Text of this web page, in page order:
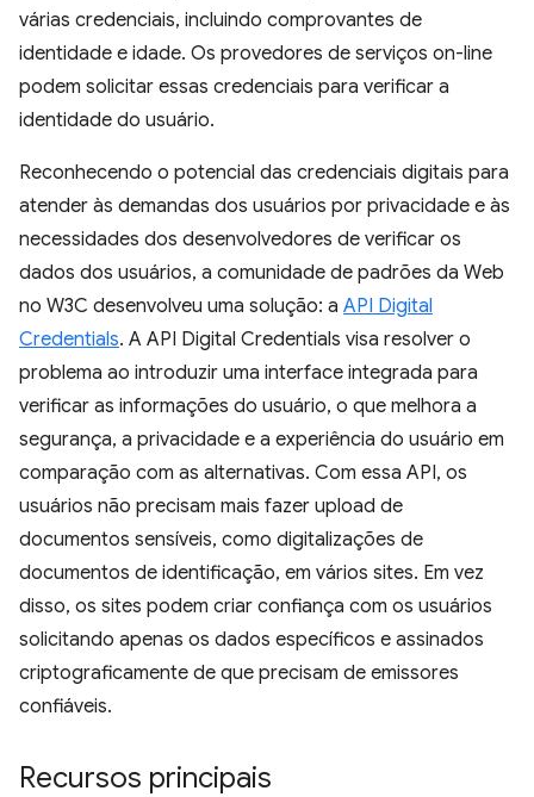
várias credenciais, incluindo comprovantes de
identidade e idade. Os provedores de serviços on-line
podem solicitar essas credenciais para verificar a
identidade do usuário.
Reconhecendo o potencial das credenciais digitais para
atender às demandas dos usuários por privacidade e às
necessidades dos desenvolvedores de verificar os
dados dos usuários, a comunidade de padrões da Web
no W3C desenvolveu uma solução: a API Digital
Credentials. A API Digital Credentials visa resolver o
problema ao introduzir uma interface integrada para
verificar as informações do usuário, o que melhora a
segurança, a privacidade e a experiência do usuário em
comparação com as alternativas. Com essa API, os
usuários não precisam mais fazer upload de
documentos sensíveis, como digitalizações de
documentos de identificação, em vários sites. Em vez
disso, os sites podem criar confiança com os usuários
solicitando apenas os dados específicos e assinados
criptograficamente de que precisam de emissores
confiáveis.
Recursos principais